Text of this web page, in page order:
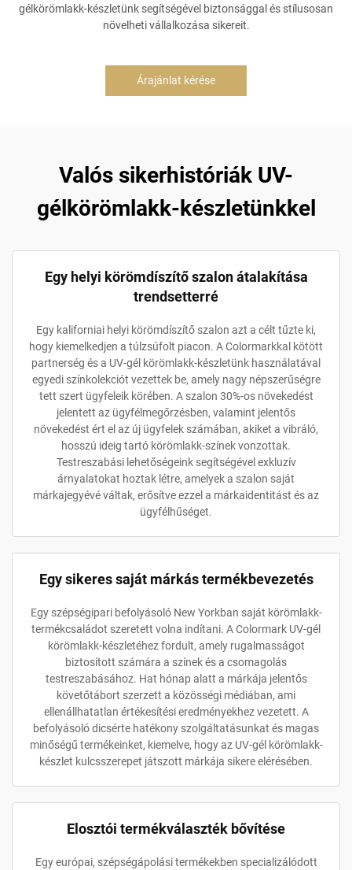
gélkörömlakk-készletünk segítségével biztonsággal és stílusosan
növelheti vállalkozása sikereit.
Árajánlat kérése
Valós sikerhistóriák UV-
gélkörömlakk-készletünkkel
Egy helyi körömdíszítő szalon átalakítása
trendsetterré
Egy kaliforniai helyi körömdíszítő szalon azt a célt tűzte ki,
hogy kiemelkedjen a túlzsúfolt piacon. A Colormarkkal kötött
partnerség és a UV-gél körömlakk-készletünk használatával
egyedi színkolekciót vezettek be, amely nagy népszerűségre
tett szert ügyfeleik körében. A szalon 30%-os növekedést
jelentett az ügyfélmegőrzésben, valamint jelentős
növekedést ért el az új ügyfelek számában, akiket a vibráló,
hosszú ideig tartó körömlakk-színek vonzottak.
Testreszabási lehetőségeink segítségével exkluzív
árnyalatokat hoztak létre, amelyek a szalon saját
márkajegyévé váltak, erősítve ezzel a márkaidentitást és az
ügyfélhűséget.
Egy sikeres saját márkás termékbevezetés
Egy szépségipari befolyásoló New Yorkban saját körömlakk-
termékcsaládot szeretett volna indítani. A Colormark UV-gél
körömlakk-készletéhez fordult, amely rugalmasságot
biztosított számára a színek és a csomagolás
testreszabásához. Hat hónap alatt a márkája jelentős
követőtábort szerzett a közösségi médiában, ami
ellenállhatatlan értékesítési eredményekhez vezetett. A
befolyásoló dicsérte hatékony szolgáltatásunkat és magas
minőségű termékeinket, kiemelve, hogy az UV-gél körömlakk-
készlet kulcsszerepet játszott márkája sikere elérésében.
Elosztói termékválaszték bővítése
Egy európai, szépségápolási termékekben specializálódott